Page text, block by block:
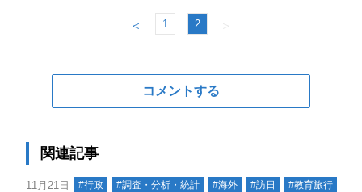
＜ 1 2 ＞
コメントする
関連記事
11月21日 #行政 #調査・分析・統計 #海外 #訪日 #教育旅行